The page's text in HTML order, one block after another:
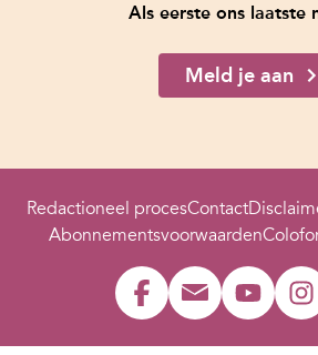
Als eerste ons laatste
Meld je aan
Redactioneel procesContact
Abonnementsvoorwaarden